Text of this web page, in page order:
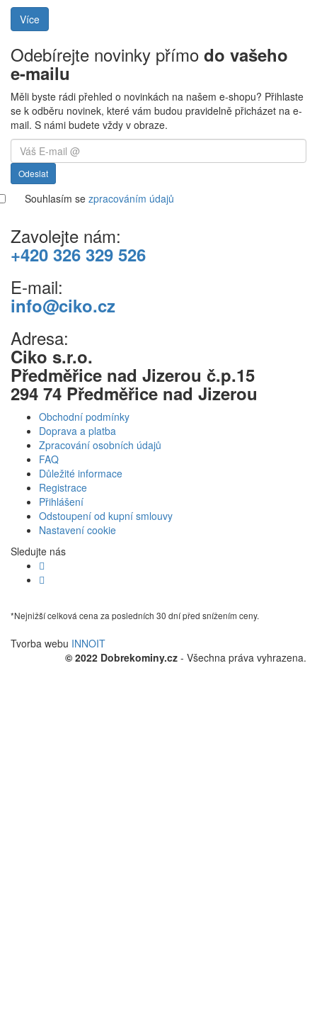
Více
Odebírejte novinky přímo do vašeho
e-mailu
Měli byste rádi přehled o novinkách na našem e-shopu? Přihlaste
se k odběru novinek, které vám budou pravidelně přicházet na e-
mail. S námi budete vždy v obraze.
Odeslat
Souhlasím se zpracováním údajů
Zavolejte nám:
+420 326 329 526
E-mail:
info@ciko.cz
Adresa:
Ciko s.r.o.
Předměřice nad Jizerou č.p.15
294 74 Předměřice nad Jizerou
Obchodní podmínky
Doprava a platba
Zpracování osobních údajů
FAQ
Důležité informace
Registrace
Přihlášení
Odstoupení od kupní smlouvy
Nastavení cookie
Sledujte nás
*Nejnižší celková cena za posledních 30 dní před snížením ceny.
Tvorba webu INNOIT
© 2022 Dobrekominy.cz - Všechna práva vyhrazena.